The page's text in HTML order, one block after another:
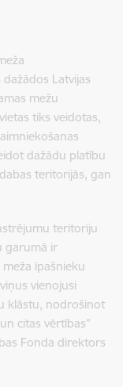
Latvijas
mežu
tiks veidotas,
dažādu platību
teritorijās, gan
teritoriju
garumā ir
īpašnieku
vienojusi
klāstu, nodrošinot
citas vērtības”
Fonda direktors